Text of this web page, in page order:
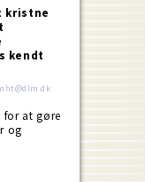
kristne
kendt
for at gøre
og